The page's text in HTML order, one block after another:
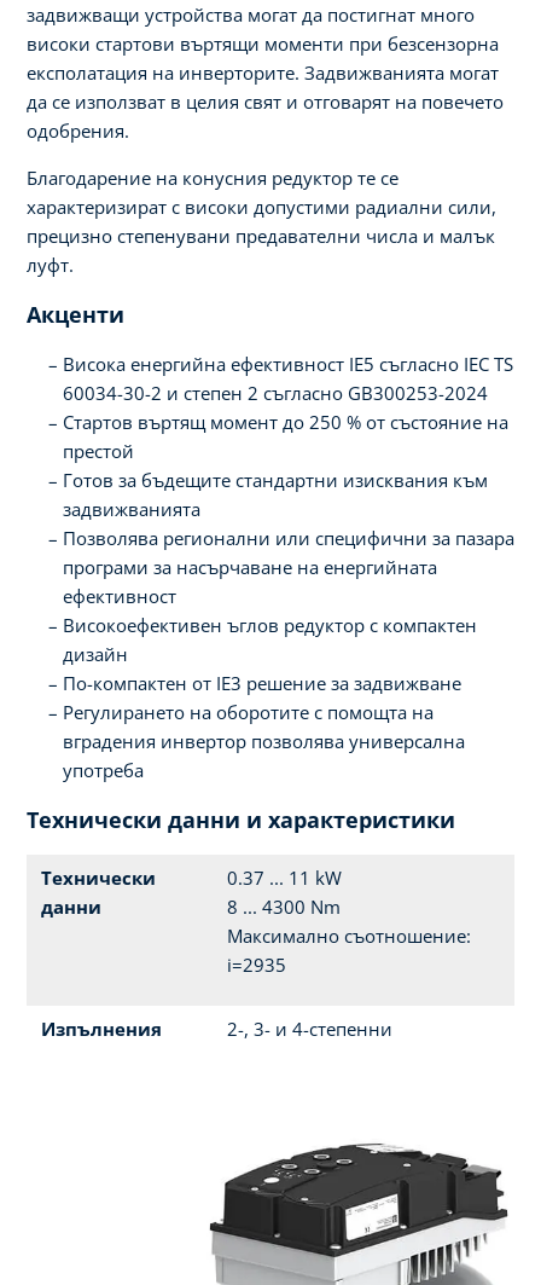
задвижващи устройства могат да постигнат много
високи стартови въртящи моменти при безсензорна
експолатация на инверторите. Задвижванията могат
да се използват в целия свят и отговарят на повечето
одобрения.
Благодарение на конусния редуктор те се
характеризират с високи допустими радиални сили,
прецизно степенувани предавателни числа и малък
луфт.
Акценти
Висока енергийна ефективност IE5 съгласно IEC TS
60034-30-2 и степен 2 съгласно GB300253-2024
Стартов въртящ момент до 250 % от състояние на
престой
Готов за бъдещите стандартни изисквания към
задвижванията
Позволява регионални или специфични за пазара
програми за насърчаване на енергийната
ефективност
Високоефективен ъглов редуктор с компактен
дизайн
По-компактен от IE3 решение за задвижване
Регулирането на оборотите с помощта на
вградения инвертор позволява универсална
употреба
Технически данни и характеристики
Технически
данни
0.37 ... 11 kW
8 ... 4300 Nm
Максимално съотношение:
i=2935
Изпълнения 2-, 3- и 4-степенни